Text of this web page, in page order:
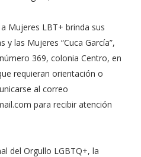
Mujeres LBT+ brinda sus
y las Mujeres “Cuca García”,
369, colonia Centro, en
requieran orientación o
al correo
para recibir atención
del Orgullo LGBTQ+, la